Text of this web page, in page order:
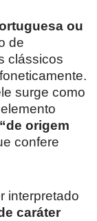
ou
de
clássicos
surge como
“de origem
confere
interpretado
caráter